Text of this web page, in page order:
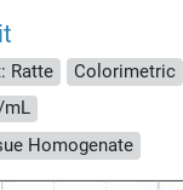
Ratte Colorimetric
mL
Homogenate